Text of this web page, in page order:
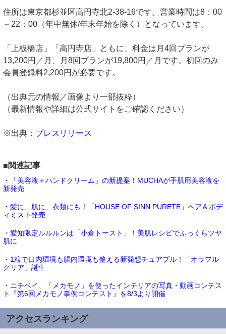
住所は東京都杉並区高円寺北2-38-16です。営業時間は8：00
～22：00（年中無休/年末年始を除く）となっています。
「上板橋店」「高円寺店」ともに、料金は月4回プランが
13,200円／月、月8回プランが19,800円／月です。初回のみ
会員登録料2,200円が必要です。
（出典元の情報／画像より一部抜粋）
（最新情報や詳細は公式サイトをご確認ください）
※出典： プレスリリース
■関連記事
・「美容液＋ハンドクリーム」の新提案！MUCHAが手肌用美容液を
新発売
・髪に、肌に、衣類にも！「HOUSE OF SINN PURETE」ヘア＆ボデ
ィミスト発売
・愛知限定ルルルンは「小倉トースト」！美肌レシピでふっくらツヤ
肌に
・1粒で口内環境も腸内環境も整える新発想チュアブル！「オラフル
クリア」誕生
・ニチベイ、「メカモノ」を使ったインテリアの写真・動画コンテス
ト『第6回メカモノ事例コンテスト』を8/3より開催
アクセスランキング